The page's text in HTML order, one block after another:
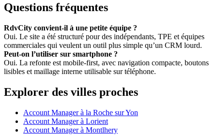
Questions fréquentes
RdvCity convient-il à une petite équipe ?
Oui. Le site a été structuré pour des indépendants, TPE et équipes
commerciales qui veulent un outil plus simple qu’un CRM lourd.
Peut-on l’utiliser sur smartphone ?
Oui. La refonte est mobile-first, avec navigation compacte, boutons
lisibles et maillage interne utilisable sur téléphone.
Explorer des villes proches
Account Manager à la Roche sur Yon
Account Manager à Lorient
Account Manager à Montlhery